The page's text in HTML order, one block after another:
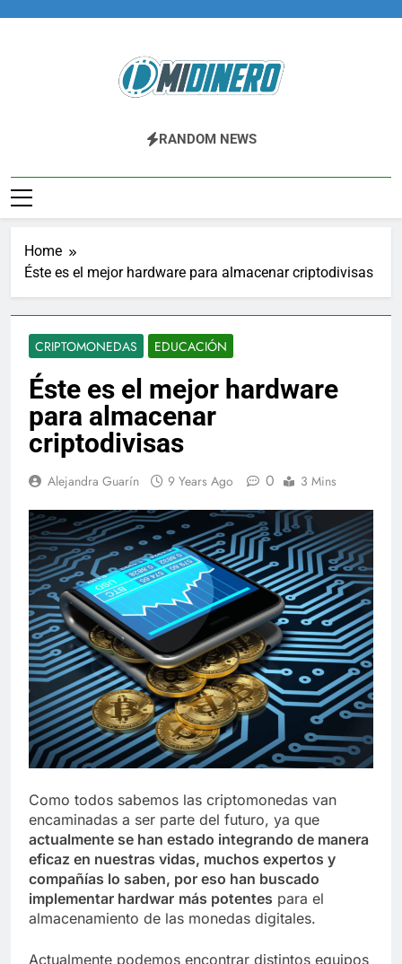
Midinero.co
Fintech, Criptomonedas
RANDOM NEWS
Home
Éste es el mejor hardware para almacenar criptodivisas
CRIPTOMONEDAS EDUCACIÓN
Éste es el mejor hardware
para almacenar
criptodivisas
Alejandra Guarín 9 Years Ago 0 3 Mins
Como todos sabemos las criptomonedas van
encaminadas a ser parte del futuro, ya que
actualmente se han estado integrando de manera
eficaz en nuestras vidas, muchos expertos y
compañías lo saben, por eso han buscado
implementar hardwar más potentes para el
almacenamiento de las monedas digitales.
Actualmente podemos encontrar distintos equipos